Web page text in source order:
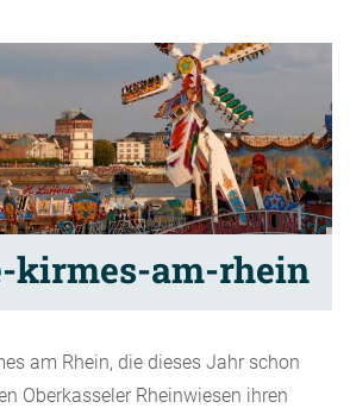
kirmes-am-rhein
am Rhein, die dieses Jahr schon
Oberkasseler Rheinwiesen ihren